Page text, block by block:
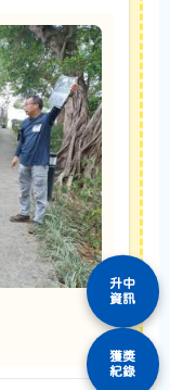
升中
資訊
獲獎
紀錄